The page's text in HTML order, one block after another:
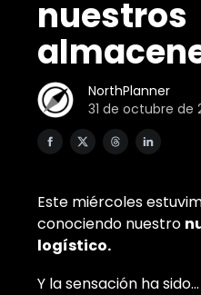
nuestros
NorthPlanner
31 de octubre de
Este miércoles
conociendo nuestro
logístico.
Y la sensación ha